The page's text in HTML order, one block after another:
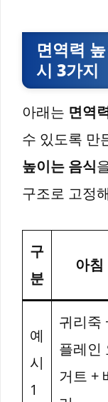
면역력
시 3가지
아래는 면역
수 있도록 만
높이는 음식
구조로 고정
구
분
아침
예
시
1
귀리죽
플레인
거트 +